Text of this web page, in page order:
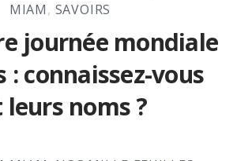
MIAM, SAVOIRS
journée mondiale
: connaissez-vous
noms ?